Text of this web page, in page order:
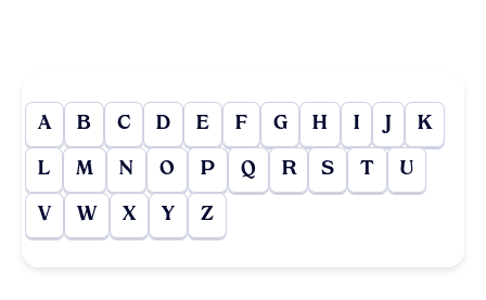
A B C D E F G H I J K
L M N O P Q R S T U
V W X Y Z